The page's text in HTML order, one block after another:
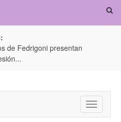
de Fedrigoni presentan
Toggle